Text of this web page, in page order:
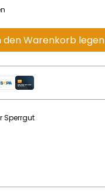
den Warenkorb legen
Sperrgut